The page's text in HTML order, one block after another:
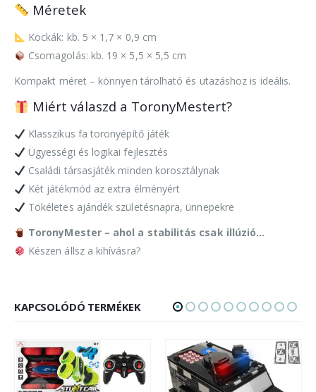
Méretek
Kockák: kb. 5 × 1,7 × 0,9 cm
Csomagolás: kb. 19 × 5,5 × 5,5 cm
Kompakt méret – könnyen tárolható és utazáshoz is ideális.
Miért válaszd a ToronyMestert?
Klasszikus fa toronyépítő játék
Ügyességi és logikai fejlesztés
Családi társasjáték minden korosztálynak
Két játékmód az extra élményért
Tökéletes ajándék születésnapra, ünnepekre
ToronyMester – ahol a stabilitás csak illúzió…
Készen állsz a kihívásra?
KAPCSOLÓDÓ TERMÉKEK